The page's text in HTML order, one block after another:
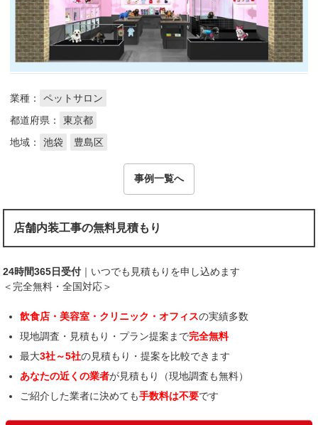
業種：
ペットサロン
都道府県：
東京都
地域：
池袋 豊島区
事例一覧へ
店舗内装工事の無料見積もり
24時間365日受付 ｜いつでも見積もりを申し込めます
＜完全無料・全国対応＞
飲食店・美容室・クリニック・オフィスの実績多数
現地調査・見積もり・プラン提案まで完全無料
最大3社～5社の見積もり・提案を比較できます
あなたの近くの業者が見積もり（現地調査も無料）
ご紹介した業者に決めても手数料は不要です